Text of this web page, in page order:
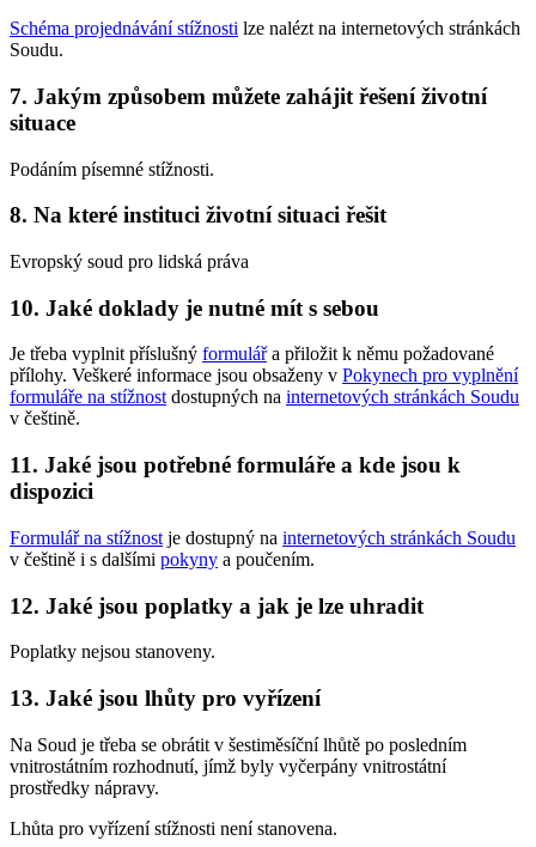
Schéma projednávání stížnosti lze nalézt na internetových stránkách
Soudu.
7. Jakým způsobem můžete zahájit řešení životní
situace
Podáním písemné stížnosti.
8. Na které instituci životní situaci řešit
Evropský soud pro lidská práva
10. Jaké doklady je nutné mít s sebou
Je třeba vyplnit příslušný formulářa přiložit k němu požadované
přílohy. Veškeré informace jsou obsaženy v Pokynech pro vyplnění
formuláře na stížnostdostupných na internetových stránkách Soudu
v češtině.
11. Jaké jsou potřebné formuláře a kde jsou k
dispozici
Formulář na stížnost je dostupný na internetových stránkách Soudu
v češtině i s dalšími pokyny a poučením.
12. Jaké jsou poplatky a jak je lze uhradit
Poplatky nejsou stanoveny.
13. Jaké jsou lhůty pro vyřízení
Na Soud je třeba se obrátit v šestiměsíční lhůtě po posledním
vnitrostátním rozhodnutí, jímž byly vyčerpány vnitrostátní
prostředky nápravy.
Lhůta pro vyřízení stížnosti není stanovena.